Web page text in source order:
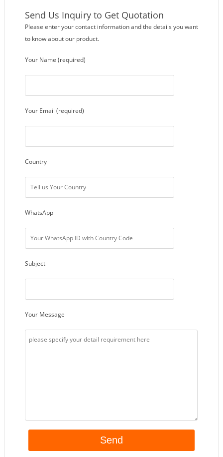
Send Us Inquiry to Get Quotation
Please enter your contact information and the details you want
to know about our product.
Your Name (required)
Your Email (required)
Country
WhatsApp
Subject
Your Message